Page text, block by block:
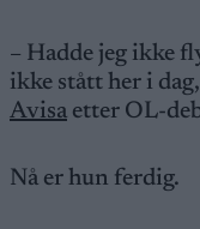
– Hadde jeg ikke
ikke stått her i
Avisa etter OL-
Nå er hun ferdig.